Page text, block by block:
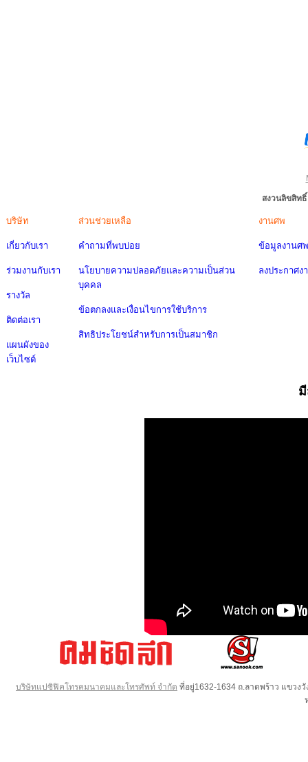
สงวนลิขสิท
บริษัท
เกี่ยวกับเรา
ร่วมงานกับเรา
รางวัล
ติดต่อเรา
แผนผังของ
เว็บไซต์
ส่วนช่วยเหลือ
คำถามที่พบบ่อย
นโยบายความปลอดภัยและความเป็นส่วน
บุคคล
ข้อตกลงและเงื่อนไขการใช้บริการ
สิทธิประโยชน์สำหรับการเป็นสมาชิก
งานศพ
ข้อมูลงานศพ
ลงประกาศง
บริษัทแปซิฟิคโทรคมนาคมและโทรศัพท์ จำกัด ที่อยู่1632-1634 ถ.ลาดพร้าว แขวง